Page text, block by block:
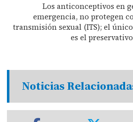
Los anticonceptivos en
emergencia, no protegen
transmisión sexual (ITS); el
es el
Noticias